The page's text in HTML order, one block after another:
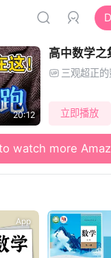
20:12
高中数学之
三观超正
立即播放
watch more
App